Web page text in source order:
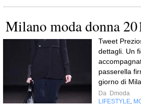
Milano moda donna
Tweet
dettagli. Un
passerella
giorno di
Da Dmoda
LIFESTYLE